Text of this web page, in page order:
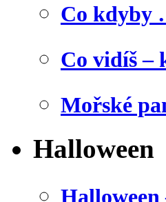
Co kdyby
Co vidíš –
Mořské
Halloween